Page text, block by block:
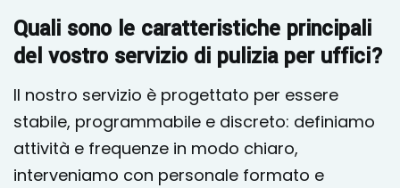
Quali sono le caratteristiche principali
del vostro servizio di pulizia per uffici?
Il nostro servizio è progettato per essere
stabile, programmabile e discreto: definiamo
attività e frequenze in modo chiaro,
interveniamo con personale formato e